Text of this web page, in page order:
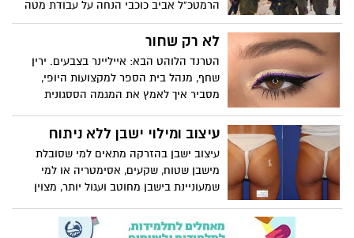
הרמטכ"ל אביב כוכבי הנחה על עבודת מטה
לבדיקת האפשרות לשלב לוחמות ביחידות
מובחרות. לפי נתוני צה"ל, מספר הנשים
המשרתות כלוחמות עלה באופן משמעותי
בשנים האחרונות, ובצבא נערכים לפתיחת
תפקידים נוספים גם לנשים
לא רק שחור
הטרנד הלוהט הבא: אייליינר בצבעים. ירין
שחף, מנהל בית הספר למקצועות היופי,
מסביר איך לאמץ את המגמה הססגונית
עיצוב ומילוי ישבן ללא ניתוח
עיצוב ישבן בהזרקה מתאים למי שסובלת
מישבן שטוח, שקעים, אסימטריה או למי
שמעוניינת בישבן מחוטב ועגול יותר, מצוין
היאלרונית ייעודית לגוף ולאזורים גדולים כמו